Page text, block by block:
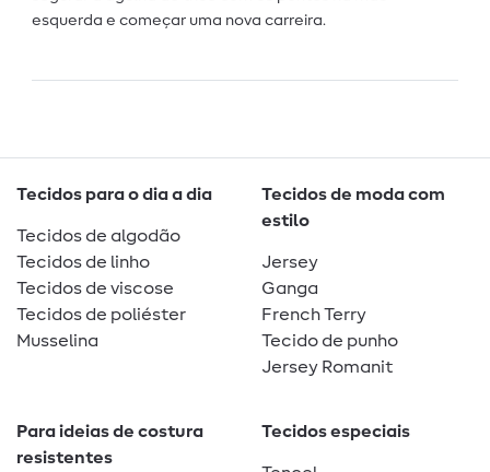
esquerda e começar uma nova carreira.
Tecidos para o dia a dia
Tecidos de algodão
Tecidos de linho
Tecidos de viscose
Tecidos de poliéster
Musselina
Tecidos de moda com
estilo
Jersey
Ganga
French Terry
Tecido de punho
Jersey Romanit
Para ideias de costura
resistentes
Tecidos especiais